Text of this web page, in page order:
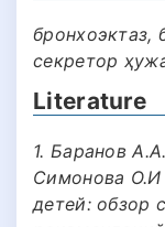
бронхоэктаз,
секретор
Literature
1. Баранов
Симонова О.И
детей: обзор